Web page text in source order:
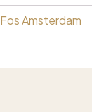
Fos Amsterdam